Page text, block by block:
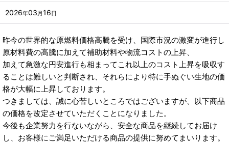
2026年03 月16日
昨今の世界的な原燃料価格高騰を受け、国際市況の激変が進行し
原材料費の高騰に加えて補助材料や物流コストの上昇、
加えて急激な円安進行も相まってこれ以上のコスト上昇を吸収す
ることは難しいと判断され、それらにより特に手ぬぐい生地の価
格が大幅に上昇しております。
つきましては、誠に心苦しいところではございますが、以下商品
の価格を改定させていただくことになりました。
今後も企業努力を行ないながら、安全な商品を継続してお届け
し、お客様にご満足いただける商品の提供に努めてまいります。